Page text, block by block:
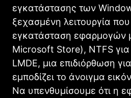
εγκατάστασης των
ξεχασμένη λειτουργία που
εγκατάσταση εφαρμογών
Microsoft Store), NTFS
LMDE, μια επιδιόρθωση
εμποδίζει το άνοιγμα
Να υπενθυμίσουμε ότι η